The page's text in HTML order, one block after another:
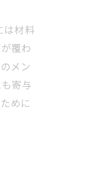
は材料
覆わ
メン
寄与
めに